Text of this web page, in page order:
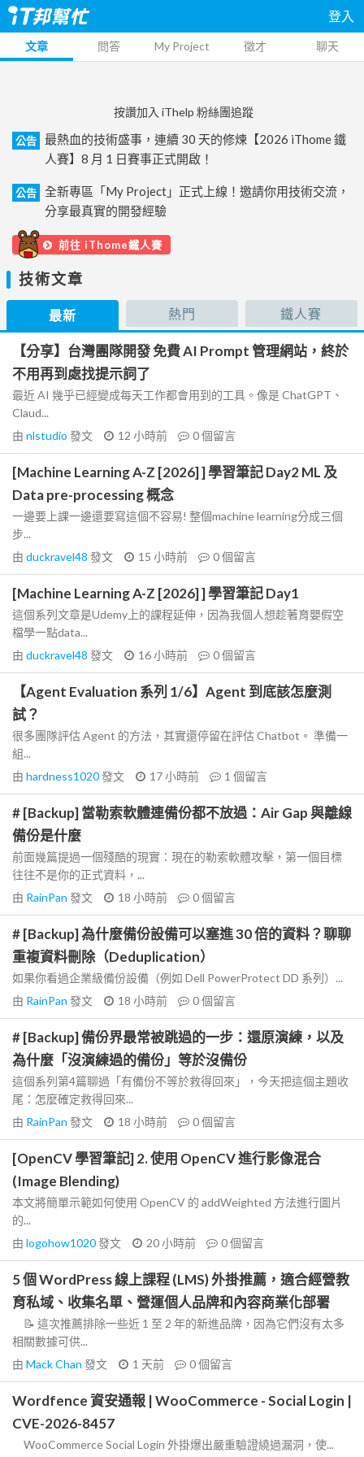
登入
文章 問答 My Project 徵才 聊天
按讚加入 iThelp 粉絲團追蹤
公告
最熱血的技術盛事，連續 30 天的修煉【2026 iThome 鐵
人賽】8 月 1 日賽事正式開啟！
公告
全新專區「My Project」正式上線！邀請你用技術交流，
分享最真實的開發經驗
前往 iThome鐵人賽
技術文章
最新 熱門 鐵人賽
【分享】台灣團隊開發 免費 AI Prompt 管理網站，終於
不用再到處找提示詞了
最近 AI 幾乎已經變成每天工作都會用到的工具。像是 ChatGPT、
Claud...
由 nlstudio 發文 12 小時前 0個留言
[Machine Learning A-Z [2026] ] 學習筆記 Day2 ML 及
Data pre-processing 概念
一邊要上課一邊還要寫這個不容易! 整個machine learning分成三個
步...
由 duckravel48 發文 15 小時前 0個留言
[Machine Learning A-Z [2026] ] 學習筆記 Day1
這個系列文章是Udemy上的課程延伸，因為我個人想趁著育嬰假空
檔學一點data...
由 duckravel48 發文 16 小時前 0個留言
【Agent Evaluation 系列 1/6】Agent 到底該怎麼測
試？
很多團隊評估 Agent 的方法，其實還停留在評估 Chatbot。 準備一
組...
由 hardness1020發文 17 小時前 1 個留言
# [Backup] 當勒索軟體連備份都不放過：Air Gap 與離線
備份是什麼
前面幾篇提過一個殘酷的現實：現在的勒索軟體攻擊，第一個目標
往往不是你的正式資料，...
由 RainPan 發文 18 小時前 0個留言
# [Backup] 為什麼備份設備可以塞進 30 倍的資料？聊聊
重複資料刪除（Deduplication）
如果你看過企業級備份設備（例如 Dell PowerProtect DD 系列）...
由 RainPan 發文 18 小時前 0個留言
# [Backup] 備份界最常被跳過的一步：還原演練，以及
為什麼「沒演練過的備份」等於沒備份
這個系列第4篇聊過「有備份不等於救得回來」，今天把這個主題收
尾：怎麼確定救得回來...
由 RainPan 發文 18 小時前 0個留言
[OpenCV 學習筆記] 2. 使用 OpenCV 進行影像混合
(Image Blending)
本文將簡單示範如何使用 OpenCV 的 addWeighted 方法進行圖片
的...
由 logohow1020發文 20 小時前 0個留言
5 個 WordPress 線上課程 (LMS) 外掛推薦，適合經營教
育私域、收集名單、營運個人品牌和內容商業化部署
📝 這次推薦排除一些近 1 至 2 年的新進品牌，因為它們沒有太多
相關數據可供...
由 Mack Chan 發文 1 天前 0個留言
Wordfence 資安通報 | WooCommerce - Social Login |
CVE-2026-8457
WooCommerce Social Login 外掛爆出嚴重驗證繞過漏洞，使...